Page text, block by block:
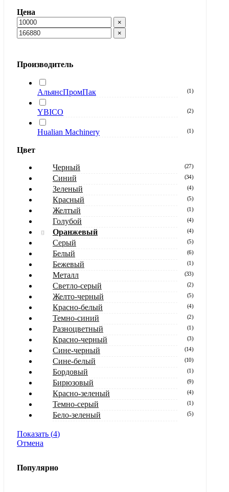
Цена
×
×
Производитель
АльянсПромПак (1 )
YBICO (2)
Hualian Machinery (1 )
Цвет
Черный
(27)
Синий (34)
Зеленый (4)
Красный (5)
Желтый (1 )
Голубой (4)
Оранжевый (4)
Серый (5)
Белый (6)
Бежевый (1 )
Металл (33)
Светло-серый (2)
Желто-черный (5)
Красно-белый (4)
Темно-синий (2)
Разноцветный (1 )
Красно-черный (3)
Сине-черный (14)
Сине-белый (10)
Бордовый (1 )
Бирюзовый (9)
Красно-зеленый (4)
Темно-серый (1 )
Бело-зеленый (5)
Показать (4)
Отмена
Популярно